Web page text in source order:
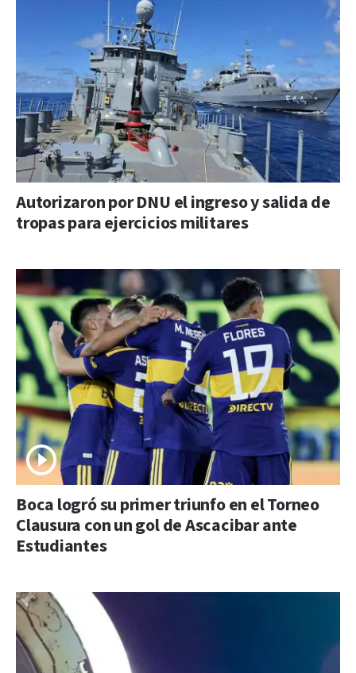
Autorizaron por DNU el ingreso y salida de
tropas para ejercicios militares
Boca logró su primer triunfo en el Torneo
Clausura con un gol de Ascacibar ante
Estudiantes